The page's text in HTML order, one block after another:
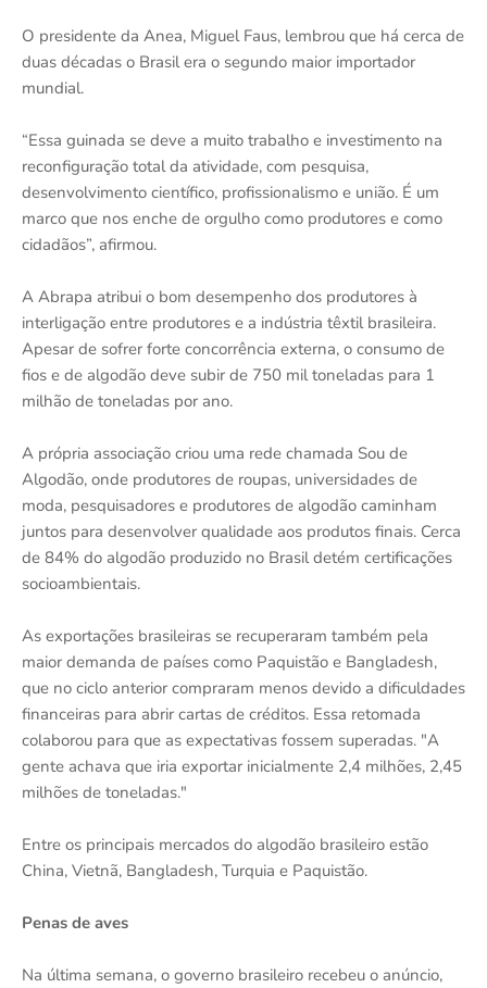
O presidente da Anea, Miguel Faus, lembrou que há cerca de
duas décadas o Brasil era o segundo maior importador
mundial.
“Essa guinada se deve a muito trabalho e investimento na
reconfiguração total da atividade, com pesquisa,
desenvolvimento científico, profissionalismo e união. É um
marco que nos enche de orgulho como produtores e como
cidadãos”, afirmou.
A Abrapa atribui o bom desempenho dos produtores à
interligação entre produtores e a indústria têxtil brasileira.
Apesar de sofrer forte concorrência externa, o consumo de
fios e de algodão deve subir de 750 mil toneladas para 1
milhão de toneladas por ano.
A própria associação criou uma rede chamada Sou de
Algodão, onde produtores de roupas, universidades de
moda, pesquisadores e produtores de algodão caminham
juntos para desenvolver qualidade aos produtos finais. Cerca
de 84% do algodão produzido no Brasil detém certificações
socioambientais.
As exportações brasileiras se recuperaram também pela
maior demanda de países como Paquistão e Bangladesh,
que no ciclo anterior compraram menos devido a dificuldades
financeiras para abrir cartas de créditos. Essa retomada
colaborou para que as expectativas fossem superadas. "A
gente achava que iria exportar inicialmente 2,4 milhões, 2,45
milhões de toneladas."
Entre os principais mercados do algodão brasileiro estão
China, Vietnã, Bangladesh, Turquia e Paquistão.
Penas de aves
Na última semana, o governo brasileiro recebeu o anúncio,